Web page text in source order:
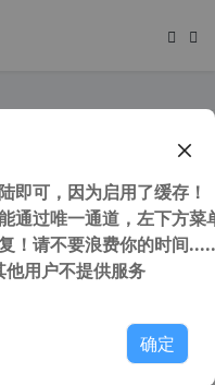
蓝屏代码WHEA_UNC
即可，因为启用了缓存！
通过唯一通道，左下方菜
！请不要浪费你的时间
他用户不提供服务
确定